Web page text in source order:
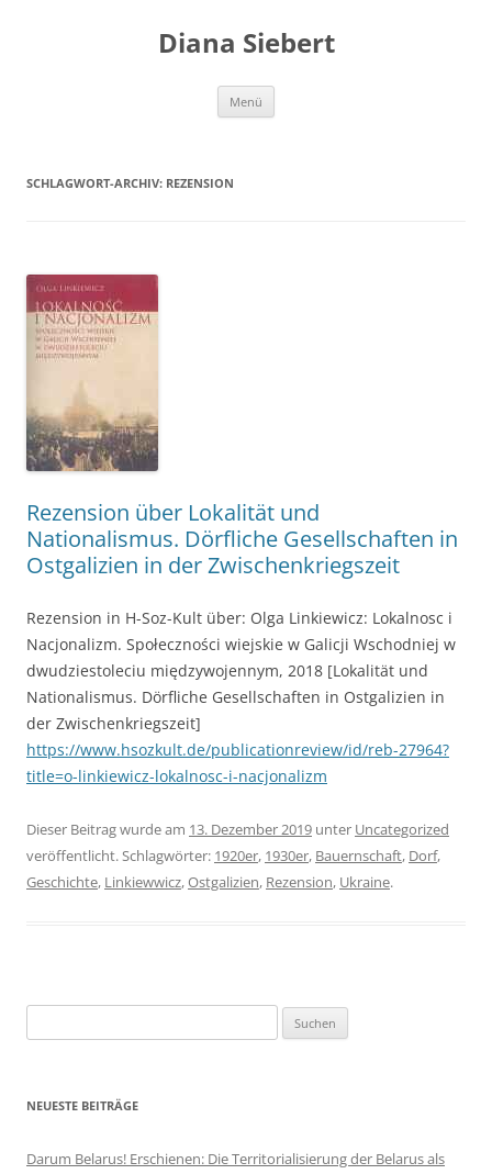
Diana Siebert
Menü
SCHLAGWORT-ARCHIV: REZENSION
Rezension über Lokalität und
Nationalismus. Dörfliche Gesellschaften in
Ostgalizien in der Zwischenkriegszeit
Rezension in H-Soz-Kult über: Olga Linkiewicz: Lokalnosc i
Nacjonalizm. Społeczności wiejskie w Galicji Wschodniej w
dwudziestoleciu międzywojennym, 2018 [Lokalität und
Nationalismus. Dörfliche Gesellschaften in Ostgalizien in
der Zwischenkriegszeit]
https://www.hsozkult.de/publicationreview/id/reb-27964?
title=o-linkiewicz-lokalnosc-i-nacjonalizm
Dieser Beitrag wurde am 13. Dezember 2019 unter Uncategorized
veröffentlicht. Schlagwörter: 1920er, 1930er, Bauernschaft, Dorf,
Geschichte, Linkiewwicz,Ostgalizien, Rezension, Ukraine.
nach:
NEUESTE BEITRÄGE
Darum Belarus! Erschienen: Die Territorialisierung der Belarus als